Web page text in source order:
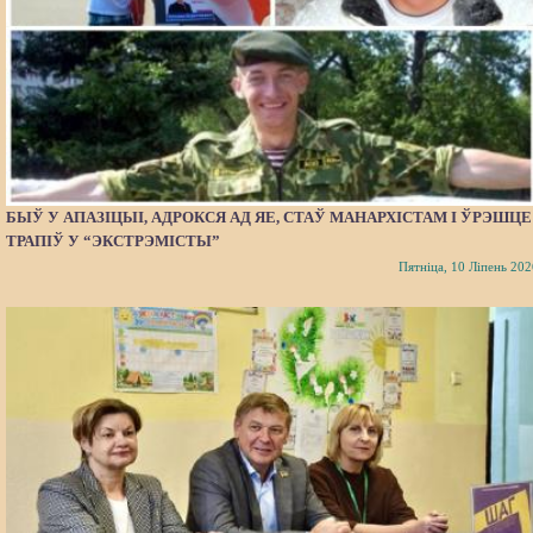
БЫЎ У АПАЗІЦЫІ, АДРОКСЯ АД ЯЕ, СТАЎ МАНАРХІСТАМ І ЎРЭШЦЕ
ТРАПІЎ У “ЭКСТРЭМІСТЫ”
Пятніца, 10 Ліпень